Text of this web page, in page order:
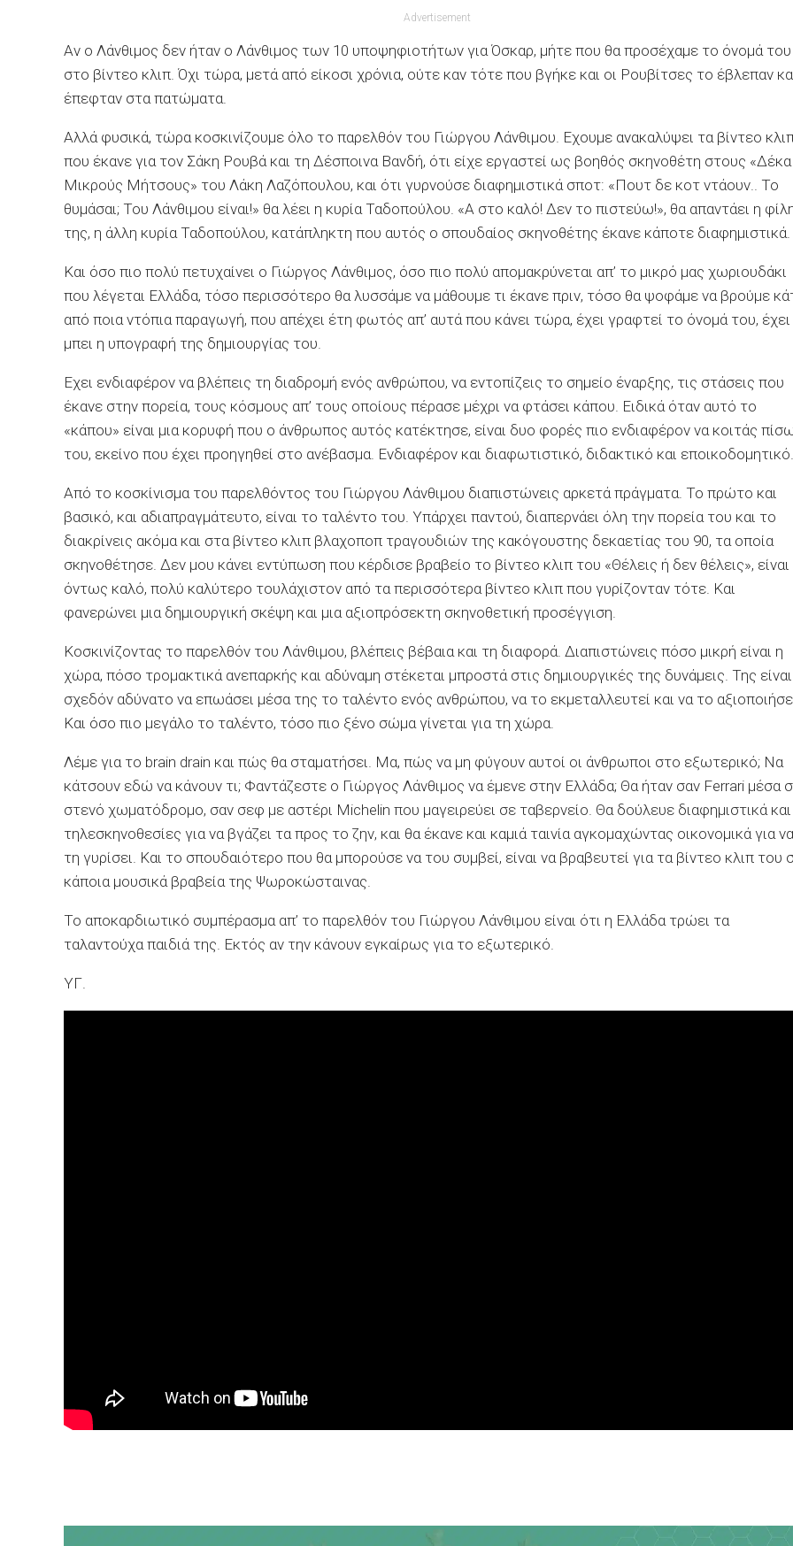
Advertisement
Αν ο Λάνθιμος δεν ήταν ο Λάνθιμος των 10 υποψηφιοτήτων για Όσκαρ, μήτε που θα προσέχαμε το όνομά του
στο βίντεο κλιπ. Όχι τώρα, μετά από είκοσι χρόνια, ούτε καν τότε που βγήκε και οι Ρουβίτσες το έβλεπαν
έπεφταν στα πατώματα.
Αλλά φυσικά, τώρα κοσκινίζουμε όλο το παρελθόν του Γιώργου Λάνθιμου. Eχουμε ανακαλύψει τα βίντεο
που έκανε για τον Σάκη Ρουβά και τη Δέσποινα Βανδή, ότι είχε εργαστεί ως βοηθός σκηνοθέτη στους «Δέκα
Μικρούς Μήτσους» του Λάκη Λαζόπουλου, και ότι γυρνούσε διαφημιστικά σποτ: «Πουτ δε κοτ ντάουν.. Το
θυμάσαι; Του Λάνθιμου είναι!» θα λέει η κυρία Ταδοπούλου. «Α στο καλό! Δεν το πιστεύω!», θα απαντάει η
της, η άλλη κυρία Ταδοπούλου, κατάπληκτη που αυτός ο σπουδαίος σκηνοθέτης έκανε κάποτε διαφημιστικά.
Και όσο πιο πολύ πετυχαίνει ο Γιώργος Λάνθιμος, όσο πιο πολύ απομακρύνεται απ’ το μικρό μας χωριουδάκι
που λέγεται Ελλάδα, τόσο περισσότερο θα λυσσάμε να μάθουμε τι έκανε πριν, τόσο θα ψοφάμε να βρούμε
από ποια ντόπια παραγωγή, που απέχει έτη φωτός απ’ αυτά που κάνει τώρα, έχει γραφτεί το όνομά του, έχει
μπει η υπογραφή της δημιουργίας του.
Eχει ενδιαφέρον να βλέπεις τη διαδρομή ενός ανθρώπου, να εντοπίζεις το σημείο έναρξης, τις στάσεις που
έκανε στην πορεία, τους κόσμους απ’ τους οποίους πέρασε μέχρι να φτάσει κάπου. Ειδικά όταν αυτό το
«κάπου» είναι μια κορυφή που ο άνθρωπος αυτός κατέκτησε, είναι δυο φορές πιο ενδιαφέρον να κοιτάς
του, εκείνο που έχει προηγηθεί στο ανέβασμα. Ενδιαφέρον και διαφωτιστικό, διδακτικό και εποικοδομητικό.
Από το κοσκίνισμα του παρελθόντος του Γιώργου Λάνθιμου διαπιστώνεις αρκετά πράγματα. Το πρώτο και
βασικό, και αδιαπραγμάτευτο, είναι το ταλέντο του. Υπάρχει παντού, διαπερνάει όλη την πορεία του και το
διακρίνεις ακόμα και στα βίντεο κλιπ βλαχοποπ τραγουδιών της κακόγουστης δεκαετίας του 90, τα οποία
σκηνοθέτησε. Δεν μου κάνει εντύπωση που κέρδισε βραβείο το βίντεο κλιπ του «Θέλεις ή δεν θέλεις», είναι
όντως καλό, πολύ καλύτερο τουλάχιστον από τα περισσότερα βίντεο κλιπ που γυρίζονταν τότε. Και
φανερώνει μια δημιουργική σκέψη και μια αξιοπρόσεκτη σκηνοθετική προσέγγιση.
Κοσκινίζοντας το παρελθόν του Λάνθιμου, βλέπεις βέβαια και τη διαφορά. Διαπιστώνεις πόσο μικρή είναι η
χώρα, πόσο τρομακτικά ανεπαρκής και αδύναμη στέκεται μπροστά στις δημιουργικές της δυνάμεις. Της είναι
σχεδόν αδύνατο να επωάσει μέσα της το ταλέντο ενός ανθρώπου, να το εκμεταλλευτεί και να το
Και όσο πιο μεγάλο το ταλέντο, τόσο πιο ξένο σώμα γίνεται για τη χώρα.
Λέμε για το brain drain και πώς θα σταματήσει. Μα, πώς να μη φύγουν αυτοί οι άνθρωποι στο εξωτερικό; Να
κάτσουν εδώ να κάνουν τι; Φαντάζεστε ο Γιώργος Λάνθιμος να έμενε στην Ελλάδα; Θα ήταν σαν Ferrari μέσα
στενό χωματόδρομο, σαν σεφ με αστέρι Michelin που μαγειρεύει σε ταβερνείο. Θα δούλευε διαφημιστικά και
τηλεσκηνοθεσίες για να βγάζει τα προς το ζην, και θα έκανε και καμιά ταινία αγκομαχώντας οικονομικά για να
τη γυρίσει. Και το σπουδαιότερο που θα μπορούσε να του συμβεί, είναι να βραβευτεί για τα βίντεο κλιπ του
κάποια μουσικά βραβεία της Ψωροκώσταινας.
Το αποκαρδιωτικό συμπέρασμα απ’ το παρελθόν του Γιώργου Λάνθιμου είναι ότι η Ελλάδα τρώει τα
ταλαντούχα παιδιά της. Εκτός αν την κάνουν εγκαίρως για το εξωτερικό.
ΥΓ.